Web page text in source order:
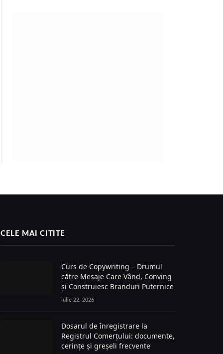
CELE MAI CITITE
Curs de Copywriting – Drumul
către Mesaje Care Vând, Conving
și Construiesc Branduri Puternice
iulie 22, 2026
Dosarul de înregistrare la
Registrul Comerțului: documente,
cerințe și greșeli frecvente